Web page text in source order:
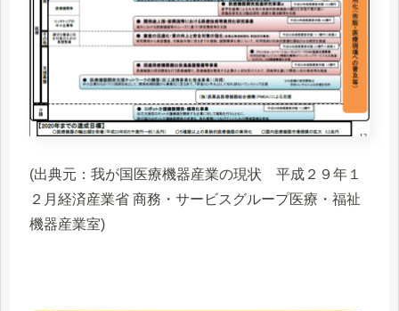
(出典元：我が国医療機器産業の現状 平成２９年１
２月経済産業省 商務・サービスグループ医療・福祉
機器産業室)